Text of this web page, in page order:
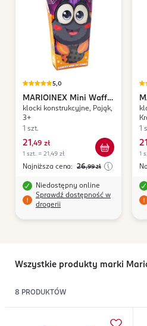
5,0
MARIOINEX Mini Waffle
Pocket Pets
klocki konstrukcyjne, Pająk,
3+
1 szt.
21 ,49 zł
1 szt. = 21,49 zł
Najniższa cena: 26,99 zł
Niedostępny online
Sprawdź dostępność w
drogerii
1
21
1
Wszystkie produkty marki
8 PRODUKTÓW